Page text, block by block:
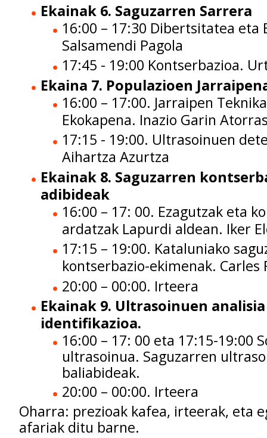
Ekainak 6. Saguzarren Sarrera
16:00 – 17:30 Dibertsitatea eta
Salsamendi Pagola
17:45 - 19:00 Kontserbazioa.
Ekaina 7. Populazioen
16:00 – 17:00. Jarraipen
Ekokapena. Inazio Garin
17:15 - 19:00. Ultrasoinuen
Aihartza Azurtza
Ekainak 8. Saguzarren
adibideak
16:00 – 17: 00. Ezagutzak eta
ardatzak Lapurdi aldean. Iker
17:15 – 19:00. Kataluniako
kontserbazio-ekimenak. Carles
20:00 – 00:00. Irteera
Ekainak 9. Ultrasoinuen
identifikazioa.
16:00 – 17: 00 eta 17:15-19:00
ultrasoinua. Saguzarren
baliabideak.
20:00 – 00:00. Irteera
Oharra: prezioak kafea, irteerak, eta
afariak ditu barne.